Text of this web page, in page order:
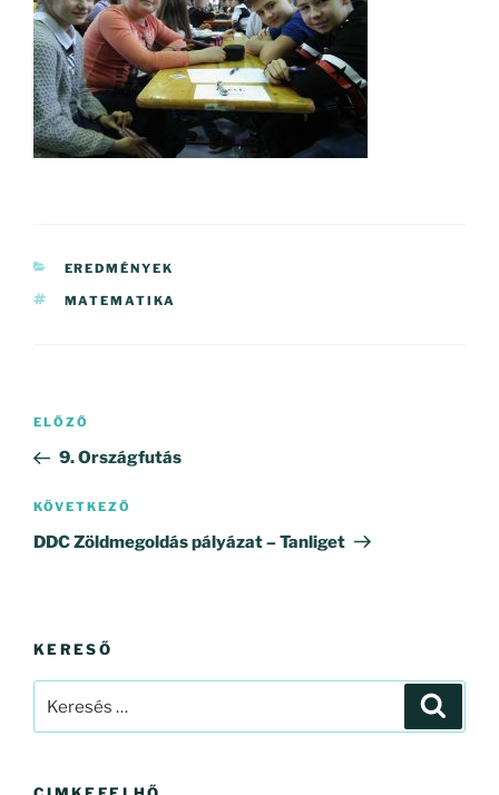
KATEGÓRIÁK
EREDMÉNYEK
CÍMKÉK
MATEMATIKA
Bejegyzés
Korábbi
bejegyzés
ELŐZŐ
9. Országfutás
Következő
bejegyzés
KÖVETKEZŐ
DDC Zöldmegoldás pályázat – Tanliget
KERESŐ